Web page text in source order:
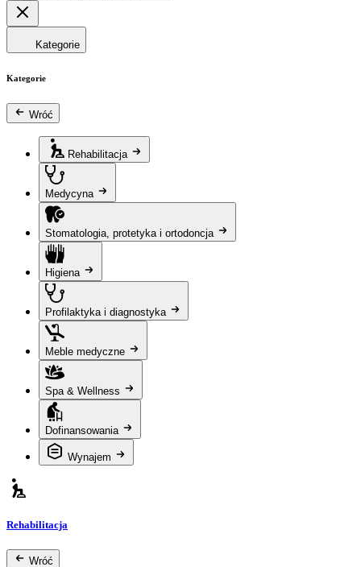
Kategorie
Kategorie
Wróć
Rehabilitacja
Medycyna
Stomatologia, protetyka i ortodoncja
Higiena
Profilaktyka i diagnostyka
Meble medyczne
Spa & Wellness
Dofinansowania
Wynajem
Rehabilitacja
Wróć